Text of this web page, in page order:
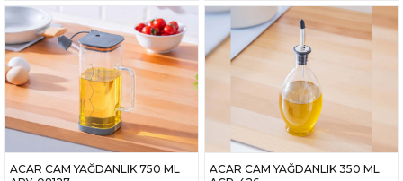
ACAR CAM YAĞDANLIK 750 ML
ACAR CAM YAĞDANLIK 350 ML